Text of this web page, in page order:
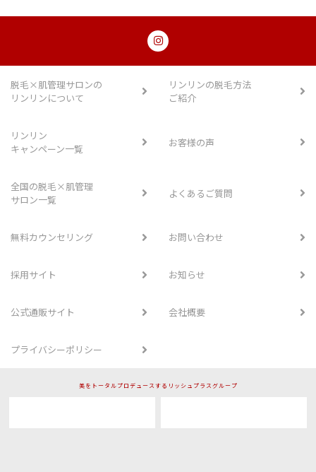
脱毛×肌管理サロンの
リンリンについて
リンリンの脱毛方法
ご紹介
リンリン
キャンペーン一覧
お客様の声
全国の脱毛×肌管理
サロン一覧
よくあるご質問
無料カウンセリング お問い合わせ
採用サイト お知らせ
公式通販サイト 会社概要
プライバシーポリシー
美をトータルプロデュースするリッシュプラスグループ